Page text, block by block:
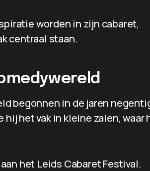
worden in zijn cabaret,
centraal staan.
begonnen in de jaren
het vak in kleine zalen, waar
het Leids Cabaret Festival.